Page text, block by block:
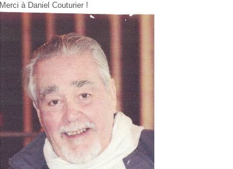
Merci à Daniel Couturier !